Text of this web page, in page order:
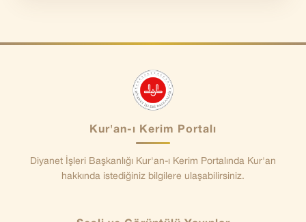
Kur'an-ı Kerim Portalı
Diyanet İşleri Başkanlığı Kur'an-ı Kerim Portalında Kur'an
hakkında istediğiniz bilgilere ulaşabilirsiniz.